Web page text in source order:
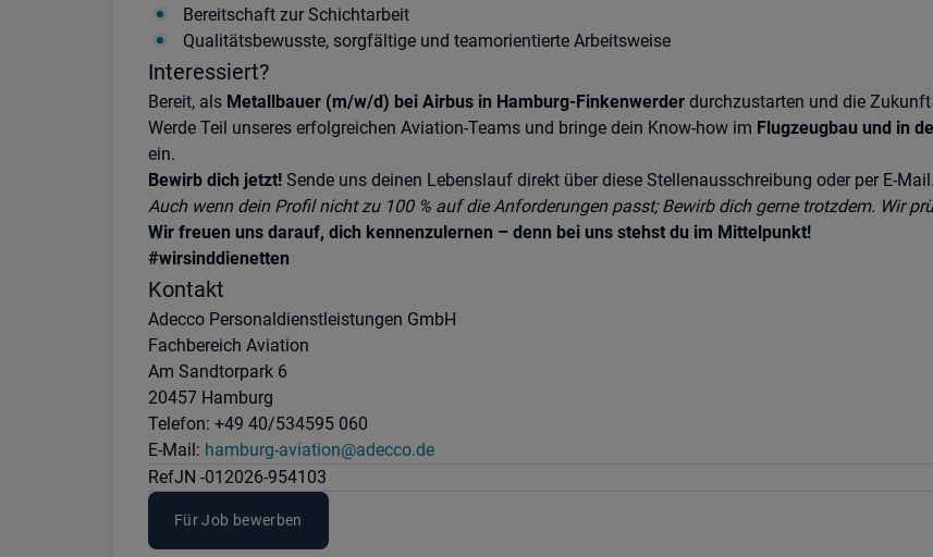
Bereitschaft zur Schichtarbeit
Qualitätsbewusste, sorgfältige und teamorientierte Arbeitsweise
Interessiert?
Bereit, als Metallbauer (m/w/d) bei Airbus in Hamburg-Finkenwerder durchzustarten und die
Werde Teil unseres erfolgreichen Aviation-Teams und bringe dein Know-how im Flugzeugbau und in
ein.
Bewirb dich jetzt! Sende uns deinen Lebenslauf direkt über diese Stellenausschreibung oder per E-Mail.
Auch wenn dein Profil nicht zu 100 % auf die Anforderungen passt; Bewirb dich gerne trotzdem. Wir
Wir freuen uns darauf, dich kennenzulernen – denn bei uns stehst du im Mittelpunkt!
#wirsinddienetten
Kontakt
Adecco Personaldienstleistungen GmbH
Fachbereich Aviation
Am Sandtorpark 6
20457 Hamburg
Telefon: +49 40/534595 060
E-Mail: hamburg-aviation@adecco.de
RefJN -012026-954103
Für Job bewerben